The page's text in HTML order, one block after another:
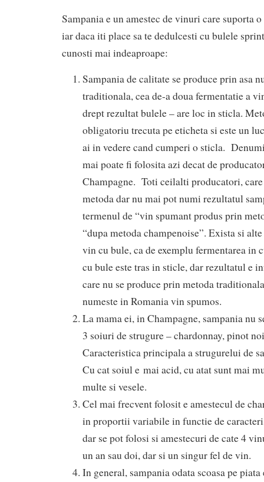
Sampania e un amestec de vinuri care suporta
iar daca iti place sa te dedulcesti cu bulele
cunosti mai indeaproape:
Sampania de calitate se produce prin asa
traditionala, cea de-a doua fermentatie a
drept rezultat bulele – are loc in sticla.
obligatoriu trecuta pe eticheta si este un
ai in vedere cand cumperi o sticla.
mai poate fi folosita azi decat de
Champagne. Toti ceilalti producatori, care
metoda dar nu mai pot numi rezultatul
termenul de “vin spumant produs prin
“dupa metoda champenoise”. Exista si
vin cu bule, ca de exemplu fermentarea in
cu bule este tras in sticle, dar rezultatul e
care nu se produce prin metoda
numeste in Romania vin spumos.
La mama ei, in Champagne, sampania nu
3 soiuri de strugure – chardonnay, pinot
Caracteristica principala a strugurelui de
Cu cat soiul e mai acid, cu atat sunt mai
multe si vesele.
Cel mai frecvent folosit e amestecul de
in proportii variabile in functie de
dar se pot folosi si amestecuri de cate 4
un an sau doi, dar si un singur fel de vin.
In general, sampania odata scoasa pe